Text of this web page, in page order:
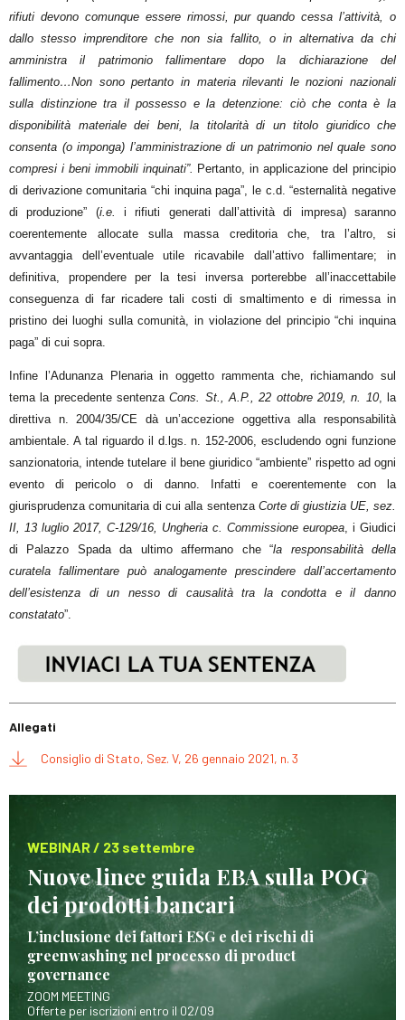
rifiuti devono comunque essere rimossi, pur quando cessa l’attività, o
dallo stesso imprenditore che non sia fallito, o in alternativa da chi
amministra il patrimonio fallimentare dopo la dichiarazione del
fallimento…Non sono pertanto in materia rilevanti le nozioni nazionali
sulla distinzione tra il possesso e la detenzione: ciò che conta è la
disponibilità materiale dei beni, la titolarità di un titolo giuridico che
consenta (o imponga) l’amministrazione di un patrimonio nel quale sono
compresi i beni immobili inquinati”. Pertanto, in applicazione del principio
di derivazione comunitaria “chi inquina paga”, le c.d. “esternalità negative
di produzione” (i.e.
i rifiuti generati dall’attività di impresa) saranno
coerentemente allocate sulla massa creditoria che, tra l’altro, si
avvantaggia dell’eventuale utile ricavabile dall’attivo fallimentare; in
definitiva, propendere per la tesi inversa porterebbe all’inaccettabile
conseguenza di far ricadere tali costi di smaltimento e di rimessa in
pristino dei luoghi sulla comunità, in violazione del principio “chi inquina
paga” di cui sopra.
Infine l’Adunanza Plenaria in oggetto rammenta che, richiamando sul
tema la precedente sentenzaCons. St., A.P., 22 ottobre 2019, n. 10, la
direttiva n. 2004/35/CE dà un’accezione oggettiva alla responsabilità
ambientale. A tal riguardo il d.lgs. n. 152-2006, escludendo ogni funzione
sanzionatoria, intende tutelare il bene giuridico “ambiente” rispetto ad ogni
evento di pericolo o di danno. Infatti e coerentemente con la
giurisprudenza comunitaria di cui alla sentenza Corte di giustizia UE, sez.
II, 13 luglio 2017, C-129/16, Ungheria c. Commissione europea , i Giudici
di Palazzo Spada da ultimo affermano che “la responsabilità della
curatela fallimentare può analogamente prescindere dall’accertamento
dell’esistenza di un nesso di causalità tra la condotta e il danno
constatato”.
Allegati
Consiglio di Stato, Sez. V, 26 gennaio 2021, n. 3
WEBINAR / 23 settembre
Nuove linee guida EBA sulla POG
dei prodotti bancari
L’inclusione dei fattori ESG e dei rischi di
greenwashing nel processo di product
governance
ZOOM MEETING
Offerte per iscrizioni entro il 02/09